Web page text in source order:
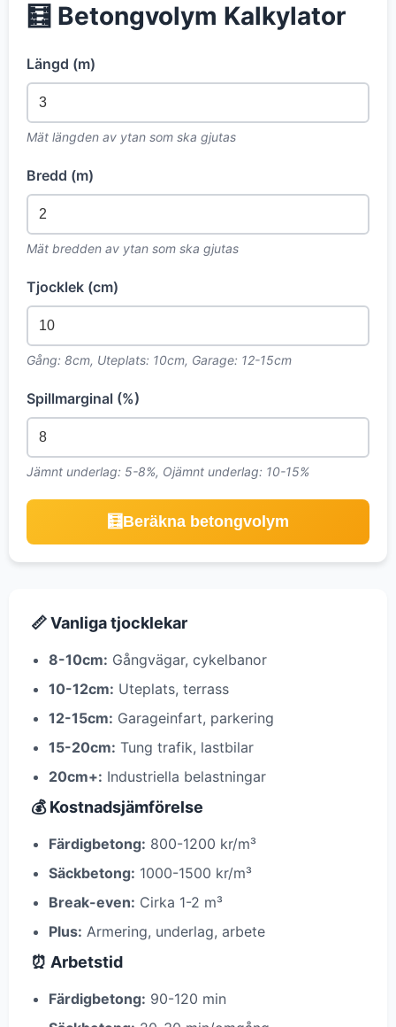
🧮 Betongvolym Kalkylator
Längd (m)
Mät längden av ytan som ska gjutas
Bredd (m)
Mät bredden av ytan som ska gjutas
Tjocklek (cm)
Gång: 8cm, Uteplats: 10cm, Garage: 12-15cm
Spillmarginal (%)
Jämnt underlag: 5-8%, Ojämnt underlag: 10-15%
🧮Beräkna betongvolym
📏 Vanliga tjocklekar
8-10cm: Gångvägar, cykelbanor
10-12cm: Uteplats, terrass
12-15cm: Garageinfart, parkering
15-20cm: Tung trafik, lastbilar
20cm+: Industriella belastningar
💰 Kostnadsjämförelse
Färdigbetong: 800-1200 kr/m³
Säckbetong: 1000-1500 kr/m³
Break-even: Cirka 1-2 m³
Plus: Armering, underlag, arbete
⏰ Arbetstid
Färdigbetong: 90-120 min